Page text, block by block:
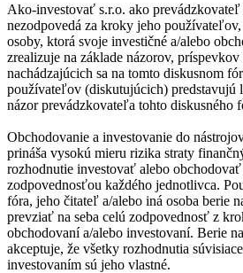
Ako-investovať s.r.o. ako prevádzkovateľ
nezodpovedá za kroky jeho
osoby, ktorá svoje investičné a/alebo
zrealizuje na základe názorov,
nachádzajúcich sa na tomto diskusnom
používateľov (diskutujúcich) predstavujú
názor prevádzkovateľa tohto diskusného
Obchodovanie a investovanie do
prináša vysokú mieru rizika straty
rozhodnutie investovať alebo obchodovať
zodpovednosťou každého jednotlivca.
fóra, jeho čitateľ a/alebo iná osoba berie
prevziať na seba celú zodpovednosť z
obchodovaní a/alebo investovaní. Berie
akceptuje, že všetky rozhodnutia
investovaním sú jeho vlastné.